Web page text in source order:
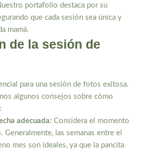
portafolio destaca por su
que cada sesión sea única y
mamá.
de la sesión de
para una sesión de fotos exitosa.
algunos consejos sobre cómo
adecuada: Considera el momento
Generalmente, las semanas entre el
mes son ideales, ya que la pancita